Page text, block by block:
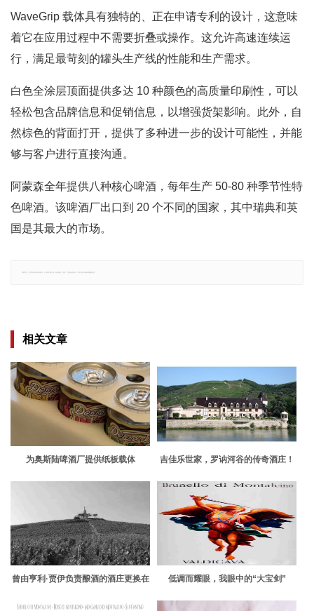
WaveGrip 载体具有独特的、正在申请专利的设计，这意味
着它在应用过程中不需要折叠或操作。这允许高速连续运
行，满足最苛刻的罐头生产线的性能和生产需求。
白色全涂层顶面提供多达 10 种颜色的高质量印刷性，可以
轻松包含品牌信息和促销信息，以增强货架影响。此外，自
然棕色的背面打开，提供了多种进一步的设计可能性，并能
够与客户进行直接沟通。
阿蒙森全年提供八种核心啤酒，每年生产 50-80 种季节性特
色啤酒。该啤酒厂出口到 20 个不同的国家，其中瑞典和英
国是其最大的市场。
郑重声明：文章仅代表原作者观点，不代表本站立场；如有侵权、违规，可直接反馈本站，我们将会作修改或删除处理。
相关文章
为奥斯陆啤酒厂提供纸板载体 吉佳乐世家，罗讷河谷的传奇酒庄！
曾由亨利·贾伊负责酿酒的酒庄更换在
低调而耀眼，我眼中的“大宝剑”